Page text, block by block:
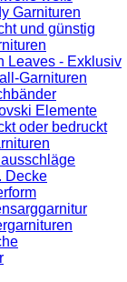
Garnituren
und günstig
Leaves - Exklusiv
Garnituren
Elemente
oder bedruckt
Decke